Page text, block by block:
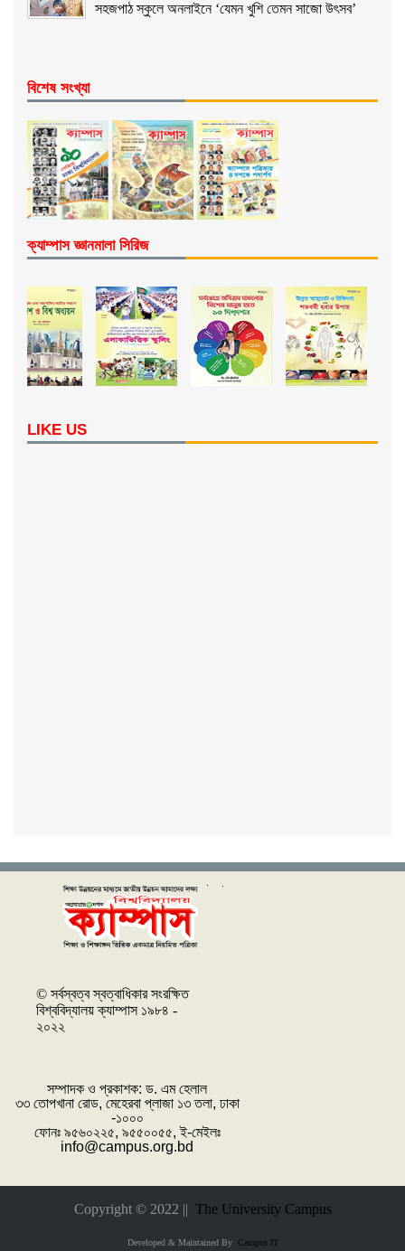
সহজপাঠ স্কুলে অনলাইনে ‘যেমন খুশি তেমন সাজো উৎসব’
বিশেষ সংখ্যা
ক্যাম্পাস জ্ঞানমালা সিরিজ
LIKE US
© সর্বস্বত্ব স্বত্বাধিকার সংরক্ষিত
বিশ্ববিদ্যালয় ক্যাম্পাস ১৯৮৪ -
২০২২
সম্পাদক ও প্রকাশক: ‌ড. এম হেলাল
৩৩ তোপখানা রোড, মেহেরবা প্লাজা ১৩ তলা, ঢাকা
-১০০০
ফোনঃ ৯৫৬০২২৫, ৯৫৫০০৫৫, ই-মেইলঃ
info@campus.org.bd
Copyright © 2022 || The University Campus
Developed & Maintained ByCampus IT